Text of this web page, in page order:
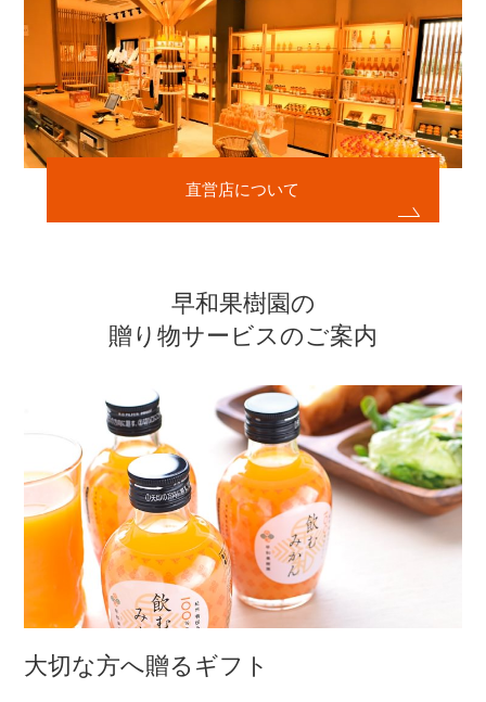
直営店について
早和果樹園の
贈り物サービスのご案内
大切な方へ贈るギフト